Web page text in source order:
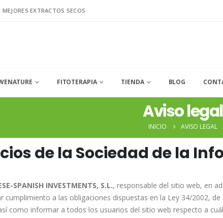
EXTRACTOS SECOS
FITOTERAPIA TIENDA BLOG
Aviso legal
INICIO AVISO LEGAL
de la Sociedad de la
SPANISH INVESTMENTS, S.L., responsable del sitio web, en
cumplimiento a las obligaciones dispuestas en la Ley 34/2002,
como informar a todos los usuarios del sitio web respecto a